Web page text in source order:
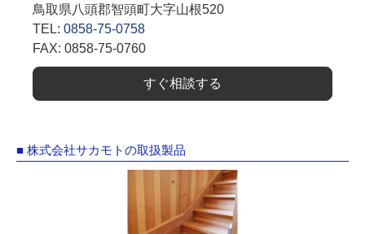
鳥取県八頭郡智頭町大字山根520
TEL: 0858-75-0758
FAX: 0858-75-0760
すぐ相談する
■ 株式会社サカモトの取扱製品